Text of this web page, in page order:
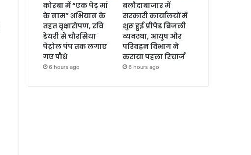
कोरबा में “एक पेड़ मां
के नाम” अभियान के
तहत वृक्षारोपण, रवि
डेयरी से चौरसिया
पेट्रोल पंप तक लगाए
गए पौधे
6 hours ago
बलौदाबाजार में
सरकारी कार्यालयों में
शुरू हुई प्रीपेड बिजली
व्यवस्था, आयुष और
परिवहन विभाग ने
कराया पहला रिचार्ज
6 hours ago